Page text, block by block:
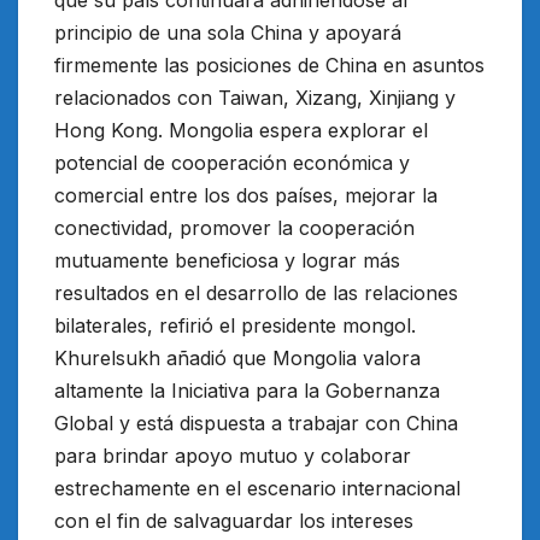
principio de una sola China y apoyará
firmemente las posiciones de China en asuntos
relacionados con Taiwan, Xizang, Xinjiang y
Hong Kong. Mongolia espera explorar el
potencial de cooperación económica y
comercial entre los dos países, mejorar la
conectividad, promover la cooperación
mutuamente beneficiosa y lograr más
resultados en el desarrollo de las relaciones
bilaterales, refirió el presidente mongol.
Khurelsukh añadió que Mongolia valora
altamente la Iniciativa para la Gobernanza
Global y está dispuesta a trabajar con China
para brindar apoyo mutuo y colaborar
estrechamente en el escenario internacional
con el fin de salvaguardar los intereses